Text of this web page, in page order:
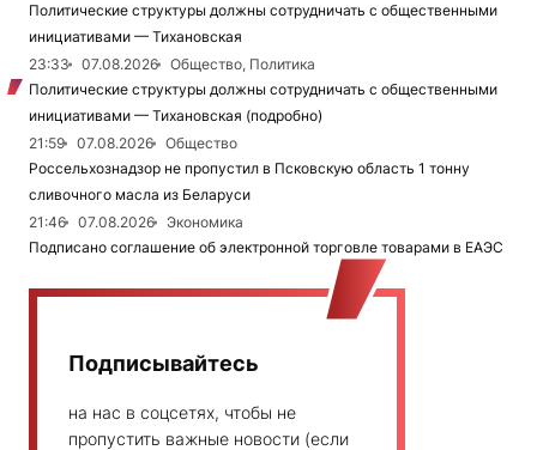
Политические структуры должны сотрудничать с общественными
инициативами — Тихановская
23:33
07.08.2026
Общество, Политика
Политические структуры должны сотрудничать с общественными
инициативами — Тихановская (подробно)
21:59
07.08.2026
Общество
Россельхознадзор не пропустил в Псковскую область 1 тонну
сливочного масла из Беларуси
21:46
07.08.2026
Экономика
Подписано соглашение об электронной торговле товарами в ЕАЭС
Подписывайтесь
на нас в соцсетях, чтобы не
пропустить важные новости (если